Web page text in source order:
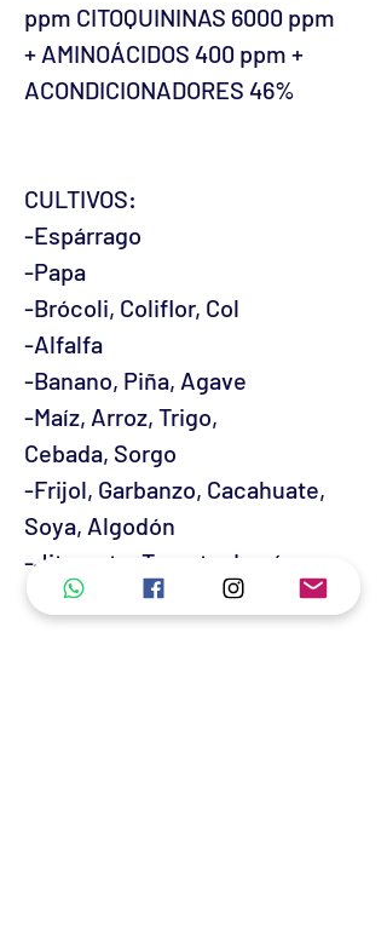
ppm CITOQUININAS 6000 ppm
+ AMINOÁCIDOS 400 ppm +
ACONDICIONADORES 46%
CULTIVOS:
-Espárrago
-Papa
-Brócoli, Coliflor, Col
-Alfalfa
-Banano, Piña, Agave
-Maíz, Arroz, Trigo,
Cebada, Sorgo
-Frijol, Garbanzo, Cacahuate,
Soya, Algodón
-Jitomate, Tomate de cáscara